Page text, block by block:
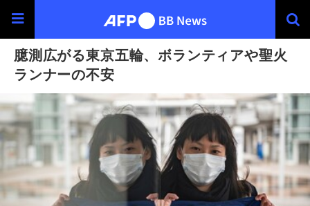
臆測広がる東京五輪、ボランティアや聖火
ランナーの不安